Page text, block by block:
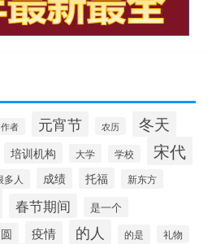
作者 元宵节 农历 冬天
培训机构 大学 学校 宋代
多人 成绩 托福 新东方
春节期间 是一个
疫情 的人 的是 礼物